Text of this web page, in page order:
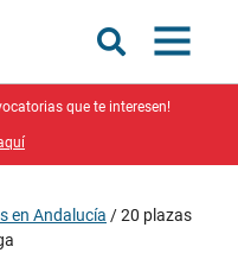
que te interesen!
en Andalucía /20 plazas